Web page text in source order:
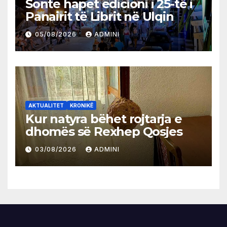
Sonte hapet edicioni i 25-të i
Panairit të Librit në Ulqin
05/08/2026 ADMINI
AKTUALITET KRONIKË
Kur natyra bëhet rojtarja e
dhomës së Rexhep Qosjes
03/08/2026 ADMINI